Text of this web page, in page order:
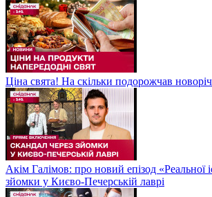
Ціна свята! На скільки подорожчав
Акім Галімов: про новий епізод «Реальної
зйомки у Києво-Печерській лаврі